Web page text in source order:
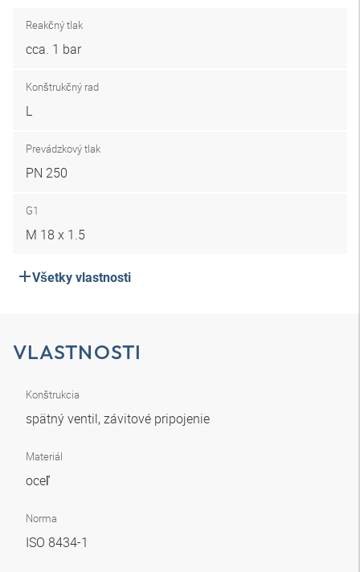
Reakčný tlak
cca. 1 bar
Konštrukčný rad
L
Prevádzkový tlak
PN 250
G1
M 18 x 1.5
Všetky vlastnosti
VLASTNOSTI
Konštrukcia
spätný ventil, závitové pripojenie
Materiál
oceľ
Norma
ISO 8434-1